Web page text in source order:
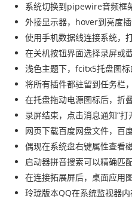
系统切换到pipewire音频框
外接显示器，hover到亮度
使用手机数据线连接系统，
在关机按钮界面选择录屏或
浅色主题下，fcitx5托盘图
将所有插件都驻留到任务栏
在托盘拖动电源图标后，折
录屏结束，点击消息通知“
网页下载百度网盘文件，百
偶现在系统盘右键属性查看
启动器拼音搜索可以精确匹
在连接拓展屏后，桌面应用
玲珑版本QQ在系统监视器